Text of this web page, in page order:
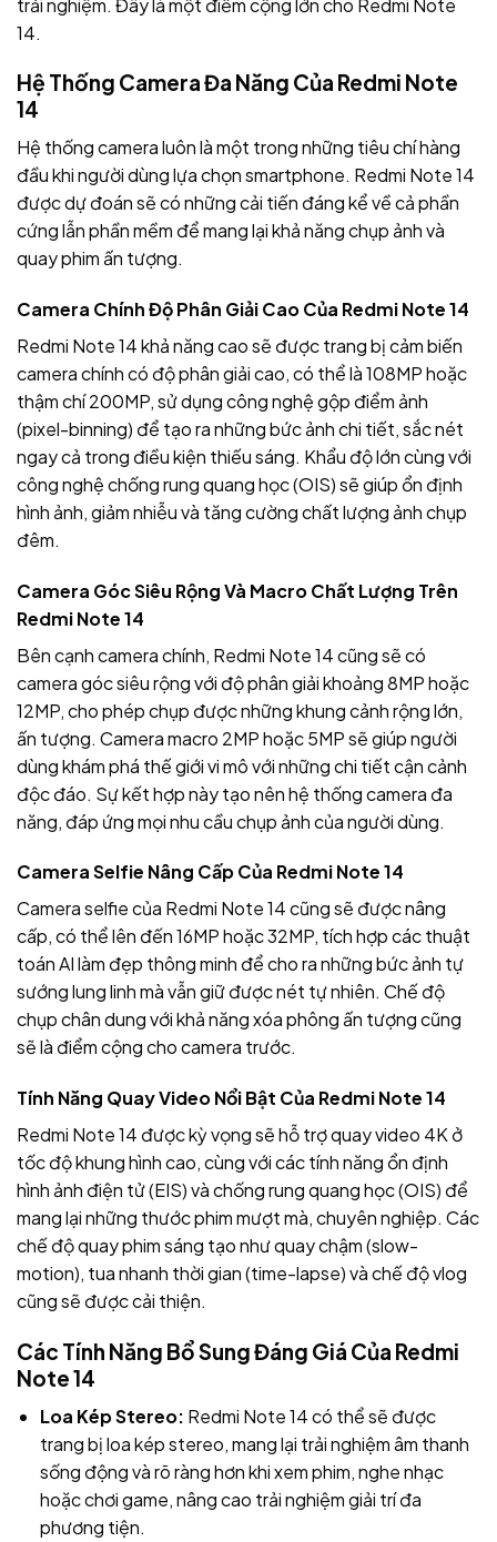
14.
Hệ Thống Camera Đa Năng Của Redmi Note
14
Hệ thống camera luôn là một trong những tiêu chí hàng
đầu khi người dùng lựa chọn smartphone. Redmi Note 14
được dự đoán sẽ có những cải tiến đáng kể về cả phần
cứng lẫn phần mềm để mang lại khả năng chụp ảnh và
quay phim ấn tượng.
Camera Chính Độ Phân Giải Cao Của Redmi Note 14
Redmi Note 14 khả năng cao sẽ được trang bị cảm biến
camera chính có độ phân giải cao, có thể là 108MP hoặc
thậm chí 200MP, sử dụng công nghệ gộp điểm ảnh
(pixel-binning) để tạo ra những bức ảnh chi tiết, sắc nét
ngay cả trong điều kiện thiếu sáng. Khẩu độ lớn cùng với
công nghệ chống rung quang học (OIS) sẽ giúp ổn định
hình ảnh, giảm nhiễu và tăng cường chất lượng ảnh chụp
đêm.
Camera Góc Siêu Rộng Và Macro Chất Lượng Trên
Redmi Note 14
Bên cạnh camera chính, Redmi Note 14 cũng sẽ có
camera góc siêu rộng với độ phân giải khoảng 8MP hoặc
12MP, cho phép chụp được những khung cảnh rộng lớn,
ấn tượng. Camera macro 2MP hoặc 5MP sẽ giúp người
dùng khám phá thế giới vi mô với những chi tiết cận cảnh
độc đáo. Sự kết hợp này tạo nên hệ thống camera đa
năng, đáp ứng mọi nhu cầu chụp ảnh của người dùng.
Camera Selfie Nâng Cấp Của Redmi Note 14
Camera selfie của Redmi Note 14 cũng sẽ được nâng
cấp, có thể lên đến 16MP hoặc 32MP, tích hợp các thuật
toán AI làm đẹp thông minh để cho ra những bức ảnh tự
sướng lung linh mà vẫn giữ được nét tự nhiên. Chế độ
chụp chân dung với khả năng xóa phông ấn tượng cũng
sẽ là điểm cộng cho camera trước.
Tính Năng Quay Video Nổi Bật Của Redmi Note 14
Redmi Note 14 được kỳ vọng sẽ hỗ trợ quay video 4K ở
tốc độ khung hình cao, cùng với các tính năng ổn định
hình ảnh điện tử (EIS) và chống rung quang học (OIS) để
mang lại những thước phim mượt mà, chuyên nghiệp. Các
chế độ quay phim sáng tạo như quay chậm (slow-
motion), tua nhanh thời gian (time-lapse) và chế độ vlog
cũng sẽ được cải thiện.
Các Tính Năng Bổ Sung Đáng Giá Của Redmi
Note 14
Loa Kép Stereo: Redmi Note 14 có thể sẽ được
trang bị loa kép stereo, mang lại trải nghiệm âm thanh
sống động và rõ ràng hơn khi xem phim, nghe nhạc
hoặc chơi game, nâng cao trải nghiệm giải trí đa
phương tiện.